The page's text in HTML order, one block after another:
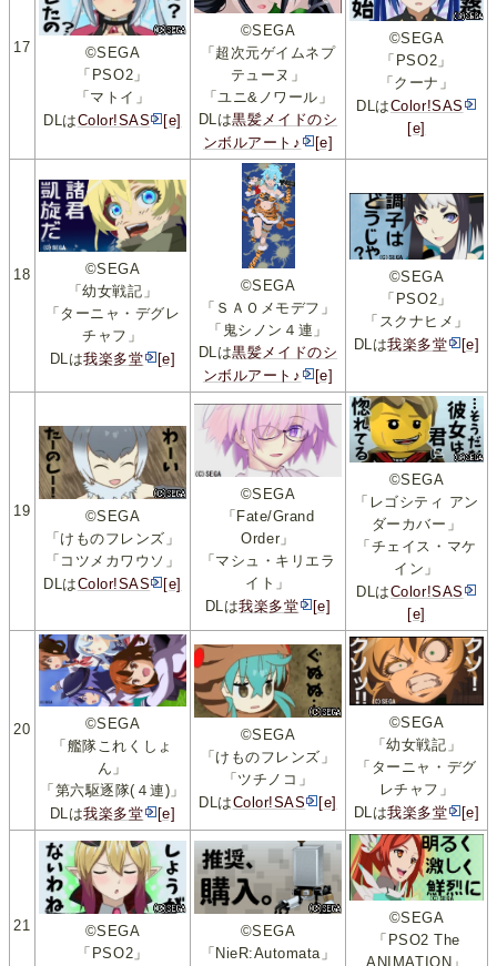
17
©SEGA
「PSO2」
「マトイ」
DLはColor!SAS [e]
©SEGA
「超次元ゲイムネプ
テューヌ」
「ユニ&ノワール」
DLは黒髪メイドのシ
ンボルアート♪
[e]
©SEGA
「PSO2」
「クーナ」
DLはColor!SAS
[e]
18
©SEGA
「幼女戦記」
「ターニャ・デグレ
チャフ」
DLは我楽多堂 [e]
©SEGA
「ＳＡＯメモデフ」
「鬼シノン４連」
DLは黒髪メイドのシ
ンボルアート♪
[e]
©SEGA
「PSO2」
「スクナヒメ」
DLは我楽多堂 [e]
19
©SEGA
「けものフレンズ」
「コツメカワウソ」
DLはColor!SAS [e]
©SEGA
「Fate/Grand
Order」
「マシュ・キリエラ
イト」
DLは我楽多堂 [e]
©SEGA
「レゴシティ アン
ダーカバー」
「チェイス・マケ
イン」
DLはColor!SAS
[e]
20
©SEGA
「艦隊これくしょ
ん」
「第六駆逐隊(４連)」
DLは我楽多堂 [e]
©SEGA
「けものフレンズ」
「ツチノコ」
DLはColor!SAS [e]
©SEGA
「幼女戦記」
「ターニャ・デグ
レチャフ」
DLは我楽多堂 [e]
21
©SEGA
「PSO2」
©SEGA
「NieR:Automata」
©SEGA
「PSO2 The
ANIMATION」